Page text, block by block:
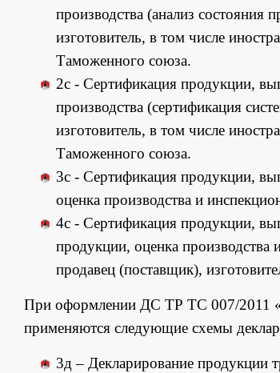
производства (анализ состояния
изготовитель, в том числе
Таможенного союза.
2с - Сертификация продукции,
производства (сертификация
изготовитель, в том числе
Таможенного союза.
3с - Сертификация продукции,
оценка производства и
4с - Сертификация продукции,
продукции, оценка
продавец (поставщик),
При оформлении ДС ТР ТС 007/2011 «О
применяются следующие схемы
3д – Декларирование продукции